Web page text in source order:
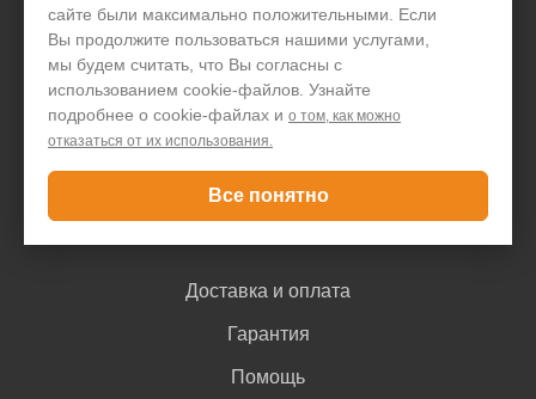
сайте были максимально положительными. Если
Вы продолжите пользоваться нашими услугами,
мы будем считать, что Вы согласны с
использованием cookie-файлов. Узнайте
подробнее о cookie-файлах и о том, как можно
отказаться от их использования.
Все понятно
Организациям
Акции и скидки
Контакты
Покупателю
Доставка и оплата
Гарантия
Помощь